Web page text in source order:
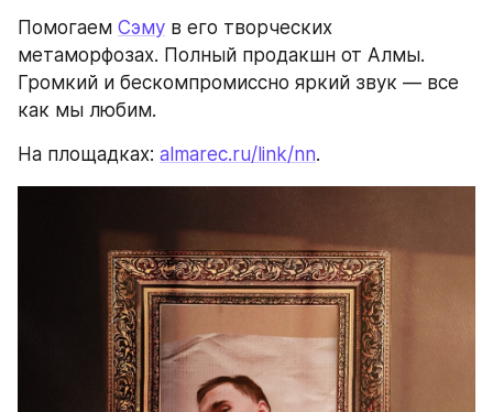
Помогаем Сэму в его творческих
метаморфозах. Полный продакшн от Алмы.
Громкий и бескомпромиссно яркий звук — все
как мы любим.
На площадках: almarec.ru/link/nn.